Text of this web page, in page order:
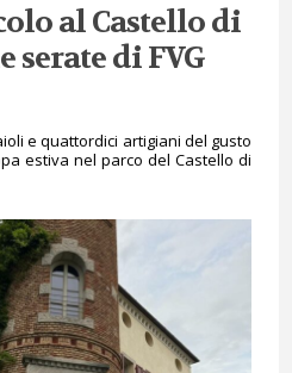
al Castello di
serate di FVG
e quattordici artigiani del gusto
estiva nel parco del Castello di